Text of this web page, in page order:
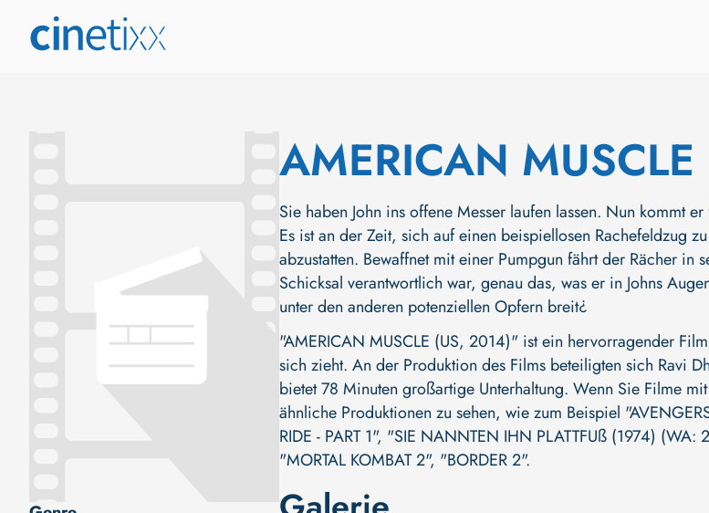
AMERICAN MUSCLE
Sie haben John ins offene Messer laufen lassen. Nun kommt
Es ist an der Zeit, sich auf einen beispiellosen Rachefeldzug
abzustatten. Bewaffnet mit einer Pumpgun fährt der Rächer
Schicksal verantwortlich war, genau das, was er in Johns
unter den anderen potenziellen Opfern breit¿
"AMERICAN MUSCLE (US, 2014)" ist ein hervorragender
sich zieht. An der Produktion des Films beteiligten sich Ravi
bietet 78 Minuten großartige Unterhaltung. Wenn Sie Filme
ähnliche Produktionen zu sehen, wie zum Beispiel
RIDE - PART 1", "SIE NANNTEN IHN PLATTFUß (1974) (WA:
"MORTAL KOMBAT 2", "BORDER 2".